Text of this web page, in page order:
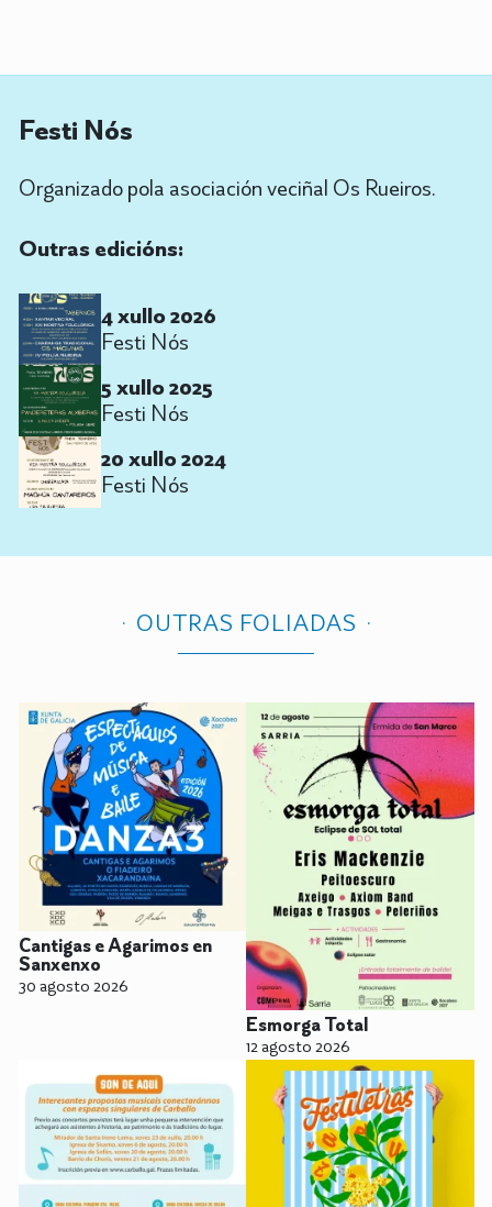
Festi Nós
Organizado pola asociación veciñal Os Rueiros.
Outras edicións:
4 xullo 2026
Festi Nós
5 xullo 2025
Festi Nós
20 xullo 2024
Festi Nós
OUTRAS FOLIADAS
Cantigas e Agarimos en
Sanxenxo
30 agosto 2026
Esmorga Total
12 agosto 2026